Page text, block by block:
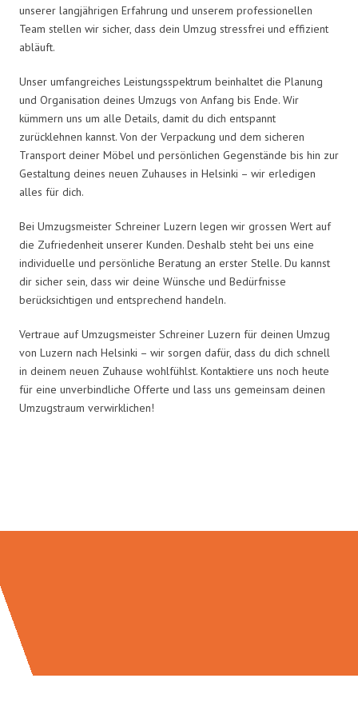
unserer langjährigen Erfahrung und unserem professionellen
Team stellen wir sicher, dass dein Umzug stressfrei und effizient
abläuft.
Unser umfangreiches Leistungsspektrum beinhaltet die Planung
und Organisation deines Umzugs von Anfang bis Ende. Wir
kümmern uns um alle Details, damit du dich entspannt
zurücklehnen kannst. Von der Verpackung und dem sicheren
Transport deiner Möbel und persönlichen Gegenstände bis hin zur
Gestaltung deines neuen Zuhauses in Helsinki – wir erledigen
alles für dich.
Bei Umzugsmeister Schreiner Luzern legen wir grossen Wert auf
die Zufriedenheit unserer Kunden. Deshalb steht bei uns eine
individuelle und persönliche Beratung an erster Stelle. Du kannst
dir sicher sein, dass wir deine Wünsche und Bedürfnisse
berücksichtigen und entsprechend handeln.
Vertraue auf Umzugsmeister Schreiner Luzern für deinen Umzug
von Luzern nach Helsinki – wir sorgen dafür, dass du dich schnell
in deinem neuen Zuhause wohlfühlst. Kontaktiere uns noch heute
für eine unverbindliche Offerte und lass uns gemeinsam deinen
Umzugstraum verwirklichen!